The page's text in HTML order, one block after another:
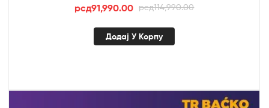
рсд114,990.00
Оригинална
је
рсд91,990.00 Тренутна
је:
Додај У Корпу